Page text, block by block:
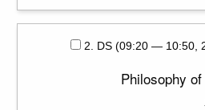
2. DS (09:20 — 10:50,
Philosophy